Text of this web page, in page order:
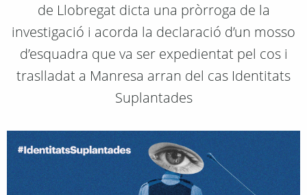
de Llobregat dicta una pròrroga de la
investigació i acorda la declaració d’un mosso
d’esquadra que va ser expedientat pel cos i
traslladat a Manresa arran del cas Identitats
Suplantades